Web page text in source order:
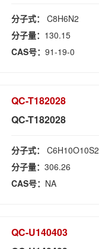
分子式：C8H6N2
分子量： 130.15
CAS号：91-19-0
QC-T182028
QC-T182028
分子式：C6H10O10S2
分子量：306.26
CAS号： NA
QC-U140403